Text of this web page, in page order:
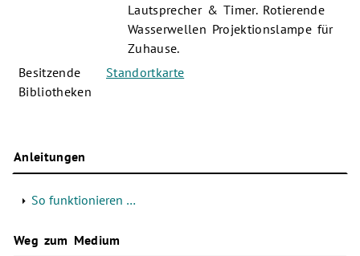
Lautsprecher & Timer. Rotierende
Wasserwellen Projektionslampe für
Zuhause.
Besitzende
Bibliotheken
Standortkarte
Anleitungen
So funktionieren …
Weg zum Medium